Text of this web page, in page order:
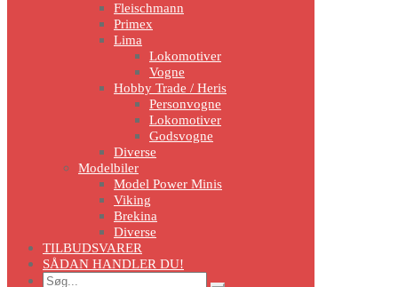
Fleischmann
Primex
Lima
Lokomotiver
Vogne
Hobby Trade / Heris
Personvogne
Lokomotiver
Godsvogne
Diverse
Modelbiler
Model Power Minis
Viking
Brekina
Diverse
TILBUDSVARER
SÅDAN HANDLER DU!
Search